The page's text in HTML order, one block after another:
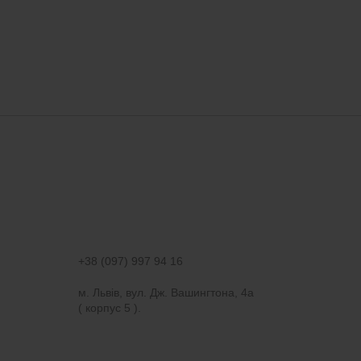
+38 (097) 997 94 16
м. Львів, вул. Дж. Вашингтона, 4а
( корпус 5 ).